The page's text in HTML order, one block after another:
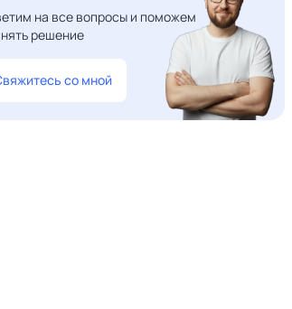
на все вопросы и поможем
решение
со мной